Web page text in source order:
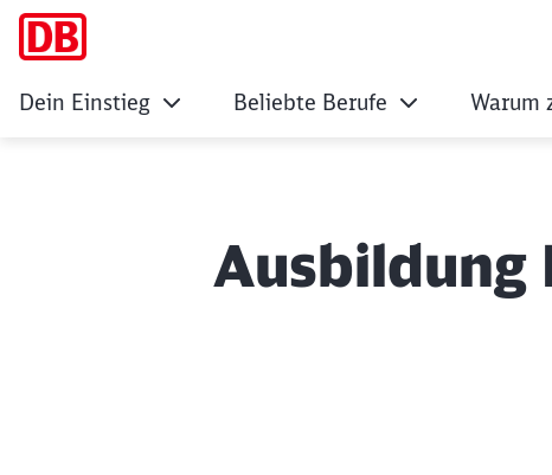
Dein Einstieg Beliebte Berufe Warum
Ausbildung